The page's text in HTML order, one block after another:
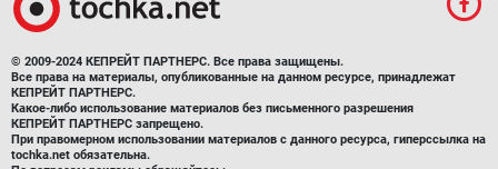
© 2009-2024 КЕПРЕЙТ ПАРТНЕРС. Все права защищены.
Все права на материалы, опубликованные на данном ресурсе, принадлежат
КЕПРЕЙТ ПАРТНЕРС.
Какое-либо использование материалов без письменного разрешения
КЕПРЕЙТ ПАРТНЕРС запрещено.
При правомерном использовании материалов с данного ресурса, гиперссылка на
tochka.net обязательна.